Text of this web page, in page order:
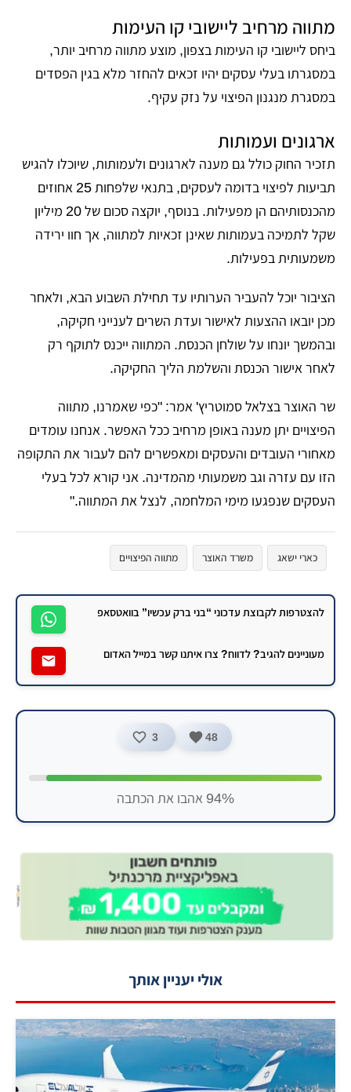
מתווה מרחיב ליישובי קו העימות
ביחס ליישובי קו העימות בצפון, מוצע מתווה מרחיב יותר,
במסגרתו בעלי עסקים יהיו זכאים להחזר מלא בגין הפסדים
במסגרת מנגנון הפיצוי על נזק עקיף.
ארגונים ועמותות
תזכיר החוק כולל גם מענה לארגונים ולעמותות, שיוכלו להגיש
תביעות לפיצוי בדומה לעסקים, בתנאי שלפחות 25 אחוזים
מהכנסותיהם הן מפעילות. בנוסף, יוקצה סכום של 20 מיליון
שקל לתמיכה בעמותות שאינן זכאיות למתווה, אך חוו ירידה
משמעותית בפעילות.
הציבור יוכל להעביר הערותיו עד תחילת השבוע הבא, ולאחר
מכן יובאו ההצעות לאישור ועדת השרים לענייני חקיקה,
ובהמשך יונחו על שולחן הכנסת. המתווה ייכנס לתוקף רק
לאחר אישור הכנסת והשלמת הליך החקיקה.
שר האוצר בצלאל סמוטריץ' אמר: "כפי שאמרנו, מתווה
הפיצויים יתן מענה באופן מרחיב ככל האפשר. אנחנו עומדים
מאחורי העובדים והעסקים ומאפשרים להם לעבור את התקופה
הזו עם עזרה וגב משמעותי מהמדינה. אני קורא לכל בעלי
העסקים שנפגעו מימי המלחמה, לנצל את המתווה."
כארי ישאג משרד האוצר מתווה הפיצויים
להצטרפות לקבוצת עדכוני “בני ברק עכשיו” בוואטסאפ
מעוניינים להגיב? לדווח? צרו איתנו קשר במייל האדום
48
3
94% אהבו את הכתבה
אולי יעניין אותך